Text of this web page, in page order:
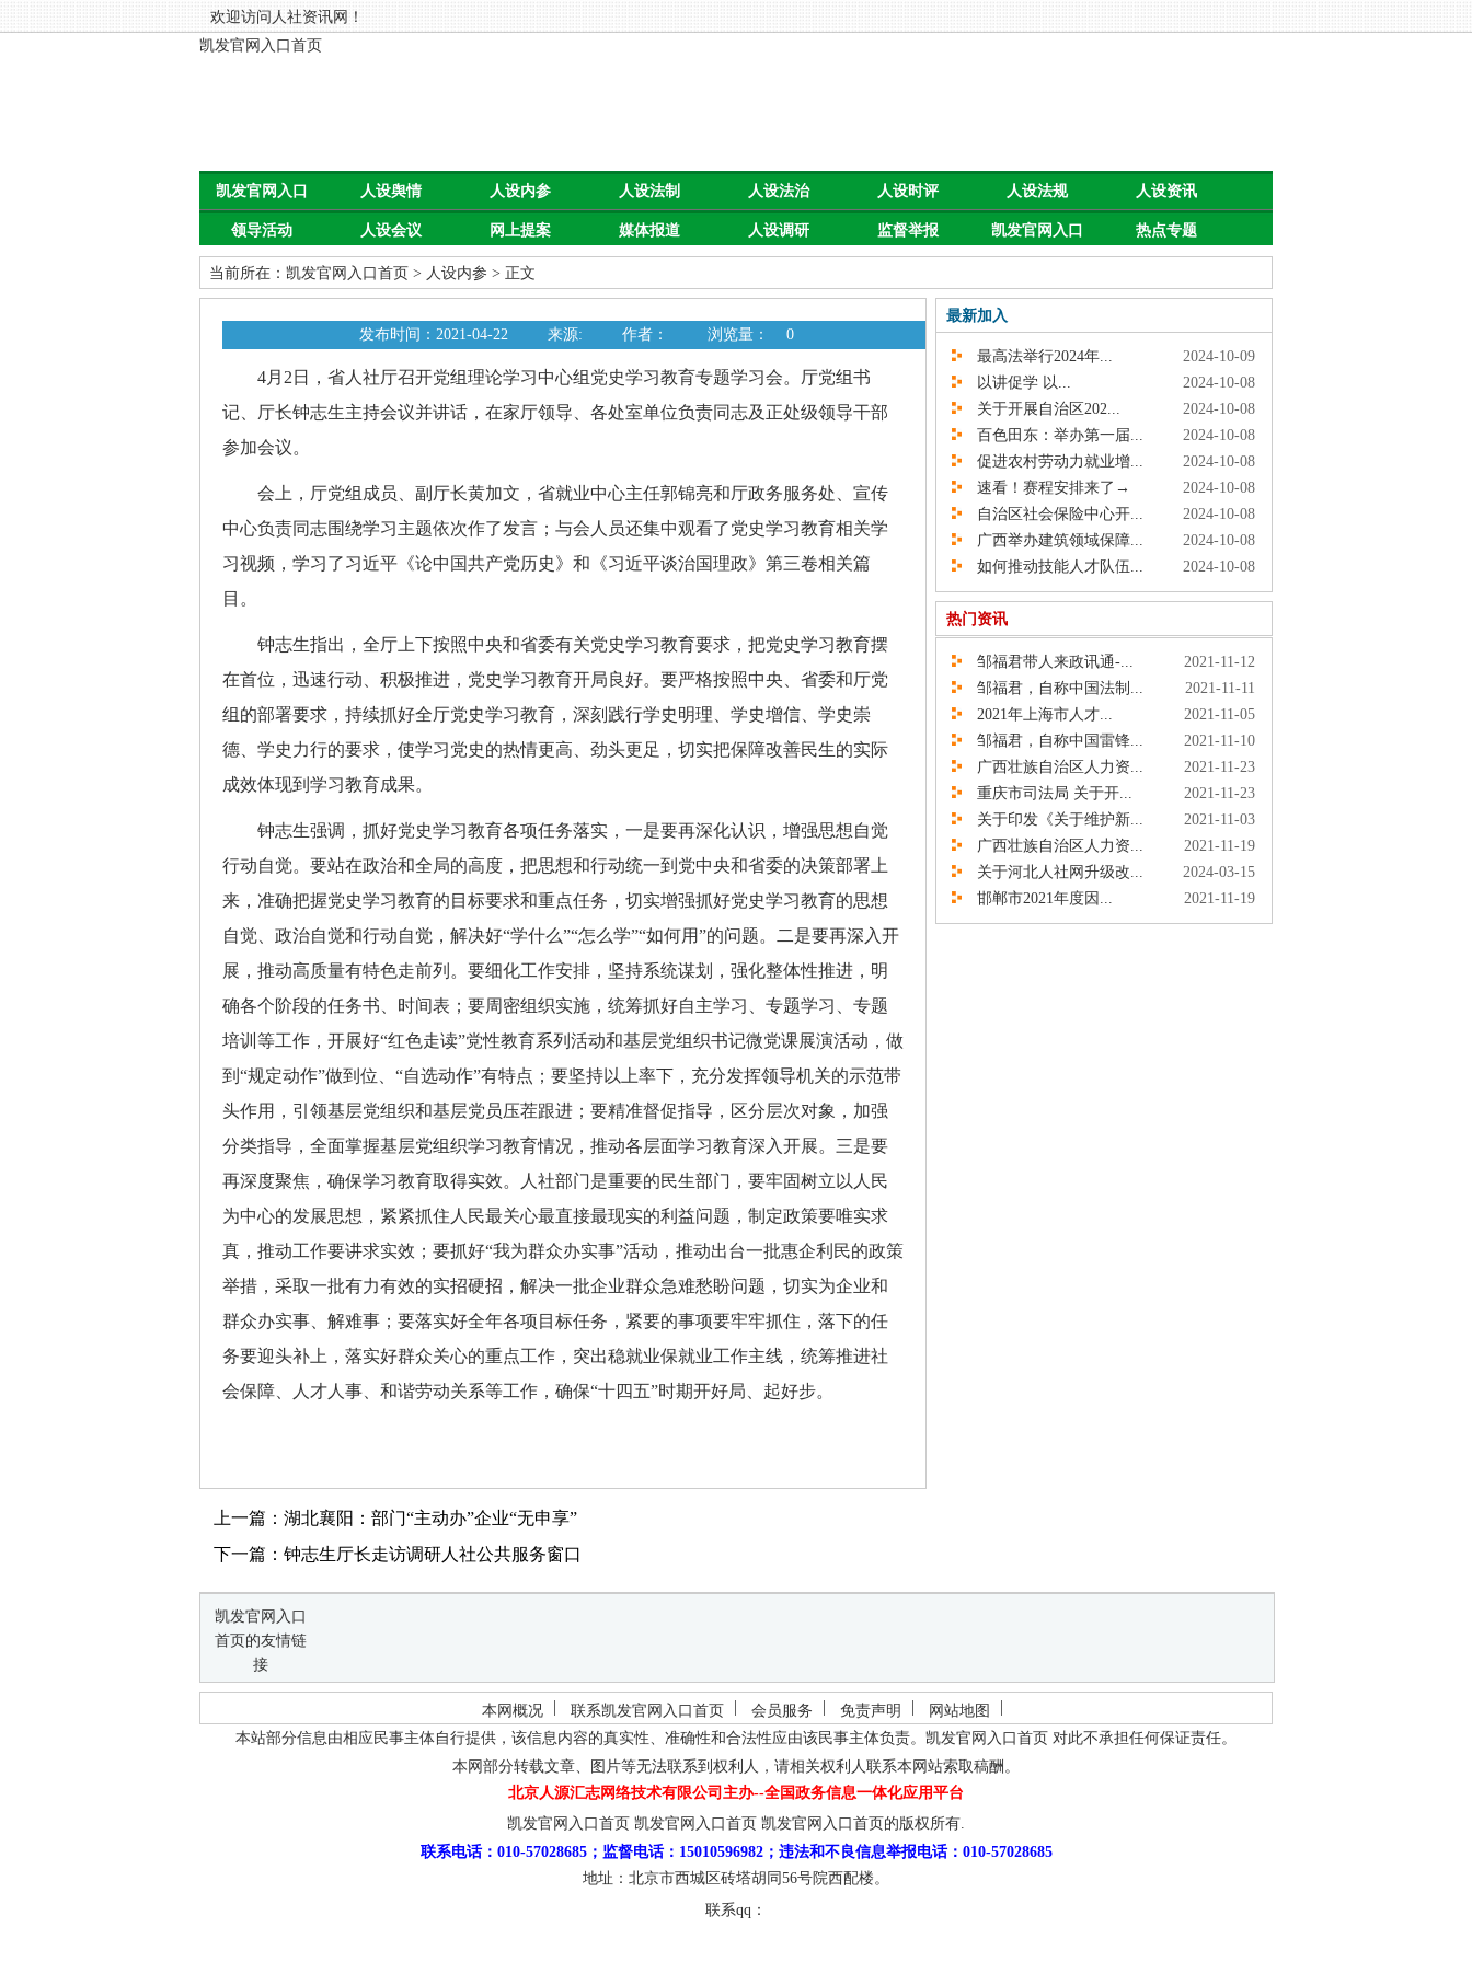
欢迎访问人社资讯网！
凯发官网入口首页
凯发官网入口
首页
人设舆情 人设内参 人设法制 人设法治 人设时评 人设法规 人设资讯
领导活动 人设会议 网上提案 媒体报道 人设调研 监督举报 凯发官网入口 热点专题
当前所在： 凯发官网入口首页 > 人设内参 > 正文
发布时间：2021-04-22 来源: 作者： 浏览量： 0
4月2日，省人社厅召开党组理论学习中心组党史学习教育专题学习会。厅党组书
记、厅长钟志生主持会议并讲话，在家厅领导、各处室单位负责同志及正处级领导干部
参加会议。
会上，厅党组成员、副厅长黄加文，省就业中心主任郭锦亮和厅政务服务处、宣传
中心负责同志围绕学习主题依次作了发言；与会人员还集中观看了党史学习教育相关学
习视频，学习了习近平《论中国共产党历史》和《习近平谈治国理政》第三卷相关篇
目。
钟志生指出，全厅上下按照中央和省委有关党史学习教育要求，把党史学习教育摆
在首位，迅速行动、积极推进，党史学习教育开局良好。要严格按照中央、省委和厅党
组的部署要求，持续抓好全厅党史学习教育，深刻践行学史明理、学史增信、学史崇
德、学史力行的要求，使学习党史的热情更高、劲头更足，切实把保障改善民生的实际
成效体现到学习教育成果。
钟志生强调，抓好党史学习教育各项任务落实，一是要再深化认识，增强思想自觉
行动自觉。要站在政治和全局的高度，把思想和行动统一到党中央和省委的决策部署上
来，准确把握党史学习教育的目标要求和重点任务，切实增强抓好党史学习教育的思想
自觉、政治自觉和行动自觉，解决好“学什么”“怎么学”“如何用”的问题。二是要再深入开
展，推动高质量有特色走前列。要细化工作安排，坚持系统谋划，强化整体性推进，明
确各个阶段的任务书、时间表；要周密组织实施，统筹抓好自主学习、专题学习、专题
培训等工作，开展好“红色走读”党性教育系列活动和基层党组织书记微党课展演活动，做
到“规定动作”做到位、“自选动作”有特点；要坚持以上率下，充分发挥领导机关的示范带
头作用，引领基层党组织和基层党员压茬跟进；要精准督促指导，区分层次对象，加强
分类指导，全面掌握基层党组织学习教育情况，推动各层面学习教育深入开展。三是要
再深度聚焦，确保学习教育取得实效。人社部门是重要的民生部门，要牢固树立以人民
为中心的发展思想，紧紧抓住人民最关心最直接最现实的利益问题，制定政策要唯实求
真，推动工作要讲求实效；要抓好“我为群众办实事”活动，推动出台一批惠企利民的政策
举措，采取一批有力有效的实招硬招，解决一批企业群众急难愁盼问题，切实为企业和
群众办实事、解难事；要落实好全年各项目标任务，紧要的事项要牢牢抓住，落下的任
务要迎头补上，落实好群众关心的重点工作，突出稳就业保就业工作主线，统筹推进社
会保障、人才人事、和谐劳动关系等工作，确保“十四五”时期开好局、起好步。
上一篇：湖北襄阳：部门“主动办”企业“无申享”
下一篇：钟志生厅长走访调研人社公共服务窗口
最新加入
最高法举行2024年...
2024-10-09
以讲促学 以...
2024-10-08
关于开展自治区202...
2024-10-08
百色田东：举办第一届...
2024-10-08
促进农村劳动力就业增...
2024-10-08
速看！赛程安排来了→
2024-10-08
自治区社会保险中心开...
2024-10-08
广西举办建筑领域保障...
2024-10-08
如何推动技能人才队伍...
2024-10-08
热门资讯
邹福君带人来政讯通-...
2021-11-12
邹福君，自称中国法制...
2021-11-11
2021年上海市人才...
2021-11-05
邹福君，自称中国雷锋...
2021-11-10
广西壮族自治区人力资...
2021-11-23
重庆市司法局 关于开...
2021-11-23
关于印发《关于维护新...
2021-11-03
广西壮族自治区人力资...
2021-11-19
关于河北人社网升级改...
2024-03-15
邯郸市2021年度因...
2021-11-19
凯发官网入口
首页的友情链
接
本网概况 联系凯发官网入口首页 会员服务 免责声明
网站地图
本站部分信息由相应民事主体自行提供，该信息内容的真实性、准确性和合法性应由该民事主体负责。 凯发官网入口首页 对此不承担任何保证责任。
本网部分转载文章、图片等无法联系到权利人，请相关权利人联系本网站索取稿酬。
北京人源汇志网络技术有限公司主办--全国政务信息一体化应用平台
凯发官网入口首页 凯发官网入口首页 凯发官网入口首页的版权所有.
联系电话：010-57028685；监督电话：15010596982；违法和不良信息举报电话：010-57028685
地址：北京市西城区砖塔胡同56号院西配楼。
联系qq：